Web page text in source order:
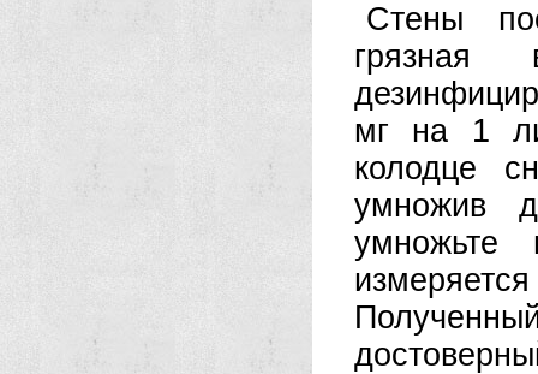
Стены
грязная
мг на 1
колодце
умножив
умножьте